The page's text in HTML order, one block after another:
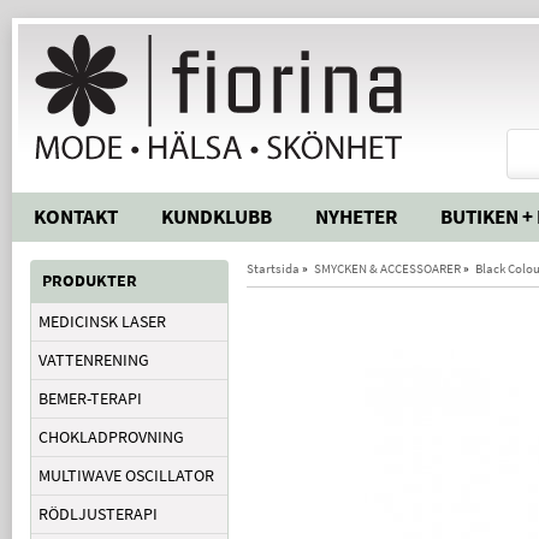
KONTAKT KUNDKLUBB NYHETER BUTIKEN +
PRODUKTER
MEDICINSK LASER
VATTENRENING
BEMER-TERAPI
CHOKLADPROVNING
MULTIWAVE OSCILLATOR
RÖDLJUSTERAPI
Startsida » SMYCKEN & ACCESSOARER» Black